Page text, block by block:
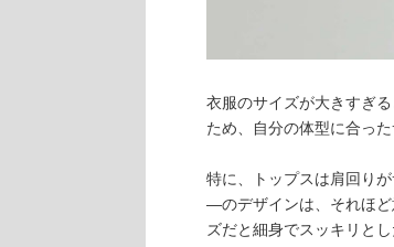
衣服のサイズが大きすぎ
ため、自分の体型に合っ
特に、トップスは肩回り
―のデザインは、それほど
ズだと細身でスッキリと